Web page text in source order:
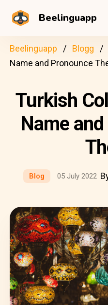
Beelinguapp
Beelinguapp Blogg
Name and Pronounce
Turkish
Name
Blog 05 July 2022